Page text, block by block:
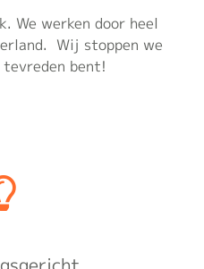
We werken door heel
Wij stoppen we
bent!